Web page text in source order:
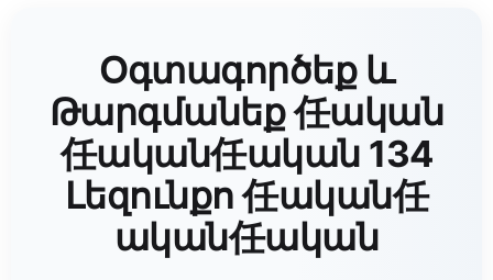
Օգտագործեք և
Թարգմանեք 任ական
任ական任ական 134
Լեզունքո 任ական任
ական任ական